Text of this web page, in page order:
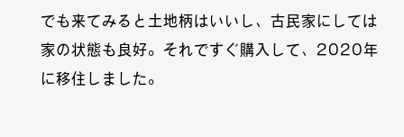
でも来てみると土地柄はいいし、古民家にしては
家の状態も良好。それですぐ購入して、2020年
に移住しました。